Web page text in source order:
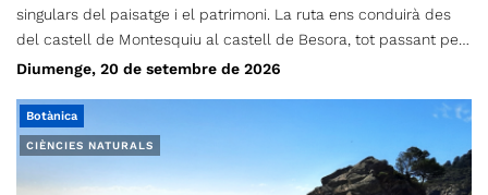
singulars del paisatge i el patrimoni. La ruta ens conduirà des
del castell de Montesquiu al castell de Besora, tot passant pel
pla del Revell i el collet de Mongia. De tornada passarem per
Montesquiu.
Diumenge, 20 de setembre de 2026
CIÈNCIES NATURALS
Botànica